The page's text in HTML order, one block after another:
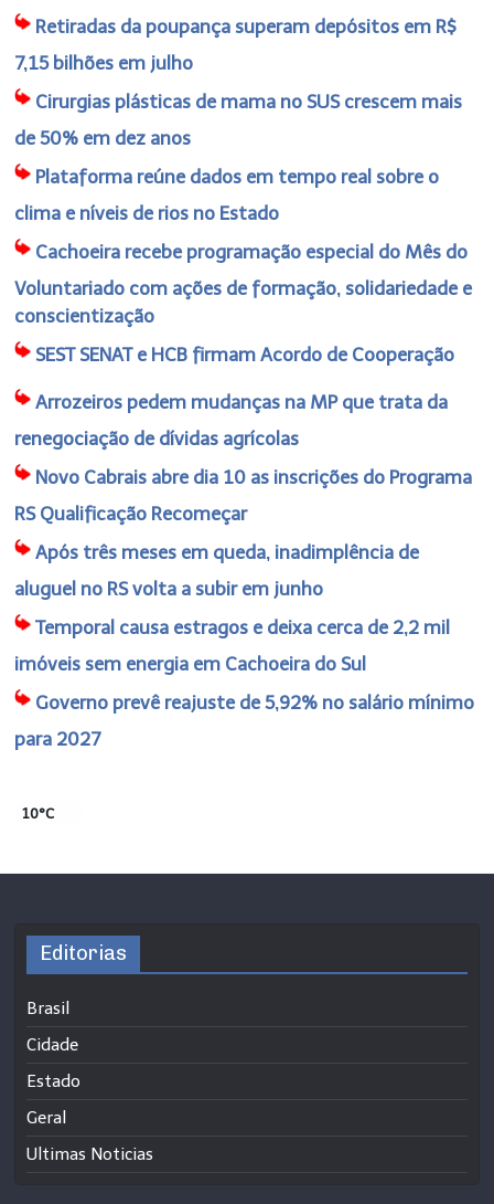
Retiradas da poupança superam depósitos em R$
7,15 bilhões em julho
Cirurgias plásticas de mama no SUS crescem mais
de 50% em dez anos
Plataforma reúne dados em tempo real sobre o
clima e níveis de rios no Estado
Cachoeira recebe programação especial do Mês do
Voluntariado com ações de formação, solidariedade e
conscientização
SEST SENAT e HCB firmam Acordo de Cooperação
Arrozeiros pedem mudanças na MP que trata da
renegociação de dívidas agrícolas
Novo Cabrais abre dia 10 as inscrições do Programa
RS Qualificação Recomeçar
Após três meses em queda, inadimplência de
aluguel no RS volta a subir em junho
Temporal causa estragos e deixa cerca de 2,2 mil
imóveis sem energia em Cachoeira do Sul
Governo prevê reajuste de 5,92% no salário mínimo
para 2027
10°C
Editorias
Brasil
Cidade
Estado
Geral
Ultimas Noticias